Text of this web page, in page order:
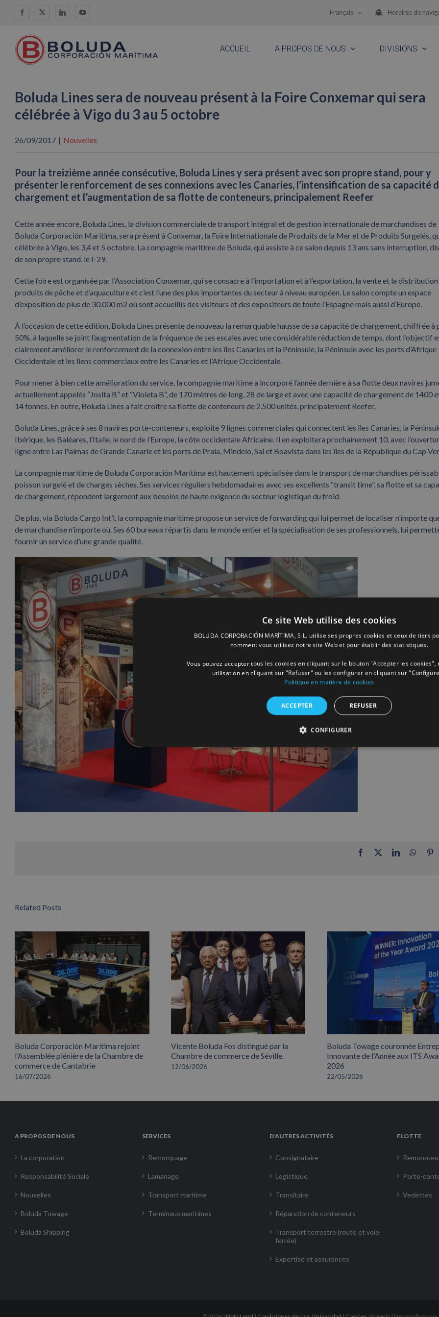
Facebook
X LinkedInYouTube Français Horaires de
ACCUEIL A PROPOS DE NOUS DIVISIONS
Boluda Lines sera de nouveau présent à la Foire Conxemar qui sera
célébrée à Vigo du 3 au 5 octobre
26/09/2017 | Nouvelles
Pour la treizième année consécutive, Boluda Lines y sera présent avec son propre stand, pour y
présenter le renforcement de ses connexions avec les Canaries, l’intensification de sa capacité
chargement et l’augmentation de sa flotte de conteneurs, principalement Reefer
Cette année encore, Boluda Lines, la division commerciale de transport intégral et de gestion internationale de marchandises de
Boluda Corporación Marítima, sera présent à Conxemar, la Foire Internationale de Produits de la Mer et de Produits Surgelés,
célébrée à Vigo, les 3,4 et 5 octobre. La compagnie maritime de Boluda, qui assiste à ce salon depuis 13 ans sans interruption,
de son propre stand, le I-29.
Cette foire est organisée par l’Association Conxemar, qui se consacre à l’importation et à l’exportation, la vente et la distribution
produits de pêche et d’aquaculture et c’est l’une des plus importantes du secteur à niveau européen. Le salon compte un espace
d’exposition de plus de 30.000 m2 où sont accueillis des visiteurs et des expositeurs de toute l’Espagne mais aussi d’Europe.
À l’occasion de cette édition, Boluda Lines présente de nouveau la remarquable hausse de sa capacité de chargement, chiffrée à
50%, à laquelle se joint l’augmentation de la fréquence de ses escales avec une considérable réduction de temps, dont l’objectif
clairement améliorer le renforcement de la connexion entre les îles Canaries et la Péninsule, la Péninsule avec les ports d’Afrique
Occidentale et les liens commerciaux entre les Canaries et l’Afrique Occidentale.
Pour mener à bien cette amélioration du service, la compagnie maritime a incorporé l’année dernière à sa flotte deux navires
actuellement appelés “Josita B” et “Violeta B”, de 170 mètres de long, 28 de large et avec une capacité de chargement de 1400
14 tonnes. En outre, Boluda Lines a fait croître sa flotte de conteneurs de 2.500 unités, principalement Reefer.
Boluda Lines, grâce à ses 8 navires porte-conteneurs, exploite 9 lignes commerciales qui connectent les îles Canaries, la
Ibérique, les Baléares, l’Italie, le nord de l’Europe, la côte occidentale Africaine. Il en exploitera prochainement 10, avec
ligne entre Las Palmas de Grande Canarie et les ports de Praia, Mindelo, Sal et Boavista dans les îles de la République du Cap
La compagnie maritime de Boluda Corporación Marítima est hautement spécialisée dans le transport de marchandises
poisson surgelé et de charges sèches. Ses services réguliers hebdomadaires avec ses excellents “transit time”, sa flotte et sa
de chargement, répondent largement aux besoins de haute exigence du secteur logistique du froid.
De plus, via Boluda Cargo Int’l, la compagnie maritime propose un service de forwarding qui lui permet de localiser n’importe
de marchandise n’importe où. Ses 60 bureaux répartis dans le monde entier et la spécialisation de ses professionnels, lui
fournir un service d’une grande qualité.
Facebook
X LinkedIn
Related Posts
Boluda Corporación Marítima rejoint
l’Assemblée plénière de la Chambre de
commerce de Cantabrie
16/07/2026
Vicente Boluda Fos distingué par la
Chambre de commerce de Séville.
12/06/2026
Boluda Towage couronnée
Innovante de l’Année aux ITS
2026
22/05/2026
A PROPOS DE NOUS
La corporation
Responsabilité Sociale
Nouvelles
Boluda Towage
Boluda Shipping
SERVICES
Remorquage
Lamanage
Transport maritime
Terminaux maritimes
D’AUTRES ACTIVITÉS
Consignataire
Logistique
Transitaire
Réparation de conteneurs
Transport terrestre (route et voie
ferrée)
Expertise et assurances
FLOTTE
Porte-
Vedettes
Ce site Web utilise des cookies
BOLUDA CORPORACIÓN MARÍTIMA, S.L. utilise ses propres cookies et ceux de tiers
comment vous utilisez notre site Web et pour établir des statistiques.
Vous pouvez accepter tous les cookies en cliquant sur le bouton "Accepter les
utilisation en cliquant sur "Refuser" ou les configurer en cliquant sur
Politique en matière de cookies
ACCEPTER REFUSER
CONFIGURER